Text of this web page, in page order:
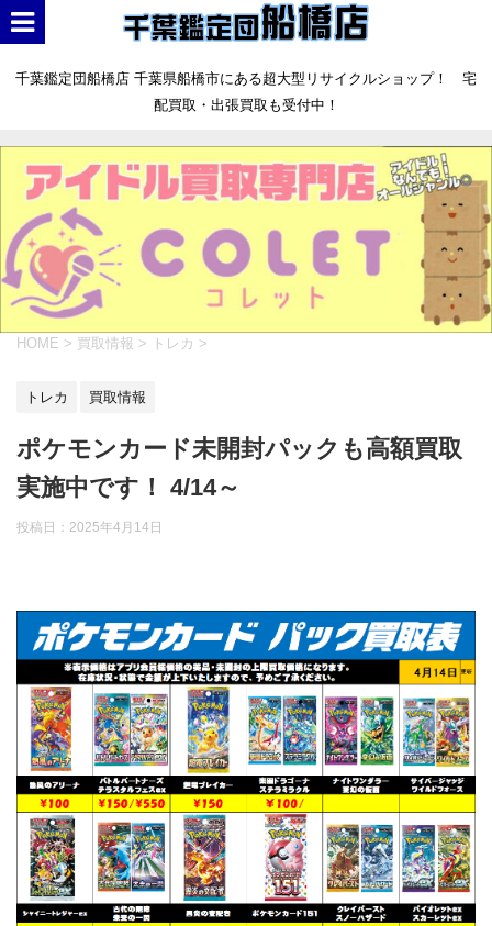
千葉鑑定団船橋店 千葉県船橋市にある超大型リサイクルショップ！ 宅
配買取・出張買取も受付中！
HOME > 買取情報 > トレカ >
トレカ 買取情報
ポケモンカード未開封パックも高額買取
実施中です！ 4/14～
投稿日： 2025年4月14日